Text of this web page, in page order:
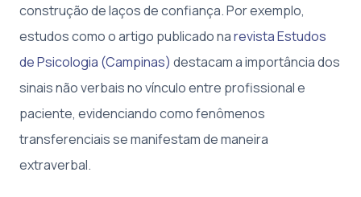
construção de laços de confiança. Por exemplo,
estudos como o artigo publicado narevista Estudos
de Psicologia (Campinas) destacam a importância dos
sinais não verbais no vínculo entre profissional e
paciente, evidenciando como fenômenos
transferenciais se manifestam de maneira
extraverbal.